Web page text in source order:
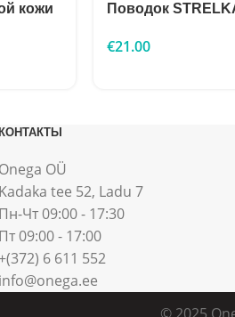
кожи
Поводок
€21.00
КОНТАКТЫ
Onega OÜ
Kadaka tee 52, Ladu 7
Пн-Чт 09:00 - 17:30
Пт 09:00 - 17:00
6 611 552
info@onega.ee